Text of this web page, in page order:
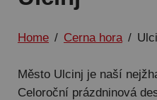
Home / Cerna hora /
Město Ulcinj je naší
Celoroční prázdninová